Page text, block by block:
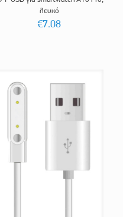
λευκό
€7.08